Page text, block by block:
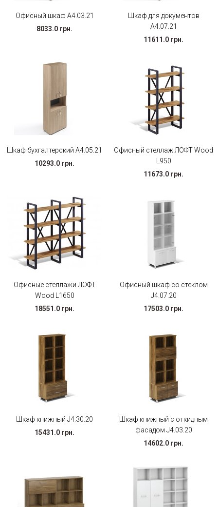
Офисный шкаф А4.03.21
8033.0 грн.
Шкаф для документов
А4.07.21
11611.0 грн.
Шкаф бухгалтерский А4.05.21
10293.0 грн.
Офисный стеллаж ЛОФТ Wood
L950
11673.0 грн.
Офисные стеллажи ЛОФТ
Wood L1650
18551.0 грн.
Офисный шкаф со стеклом
J4.07.20
17503.0 грн.
Шкаф книжный J4.30.20
15431.0 грн.
Шкаф книжный с откидным
фасадом J4.03.20
14602.0 грн.